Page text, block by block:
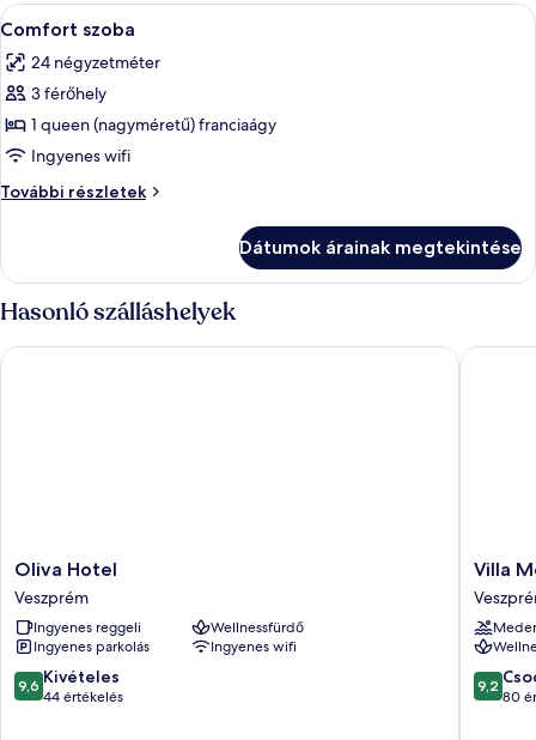
A
következő
szoba
összes
képének
megtekintése:
Comfort
szoba
Egy szállodai szoba, amelyben
7
Comfort szoba
24 négyzetméter
3 férőhely
1 queen (nagyméretű) franciaágy
Ingyenes wifi
További részletek
Comfort
Dátumok árainak megtekintése
Hasonló szálláshelyek
Oliva
Hotel
Veszprém
Oliva Hotel
Veszprém
Ingyenes reggeli
Wellnessfürdő
Ingyenes parkolás
Ingyenes wifi
9.6
ennyiből:
9,6 Kivételes
44 értékelés
Oliva Hotel
Villa
Medici
Hotel
Villa
9.2
9,2
80
Villa